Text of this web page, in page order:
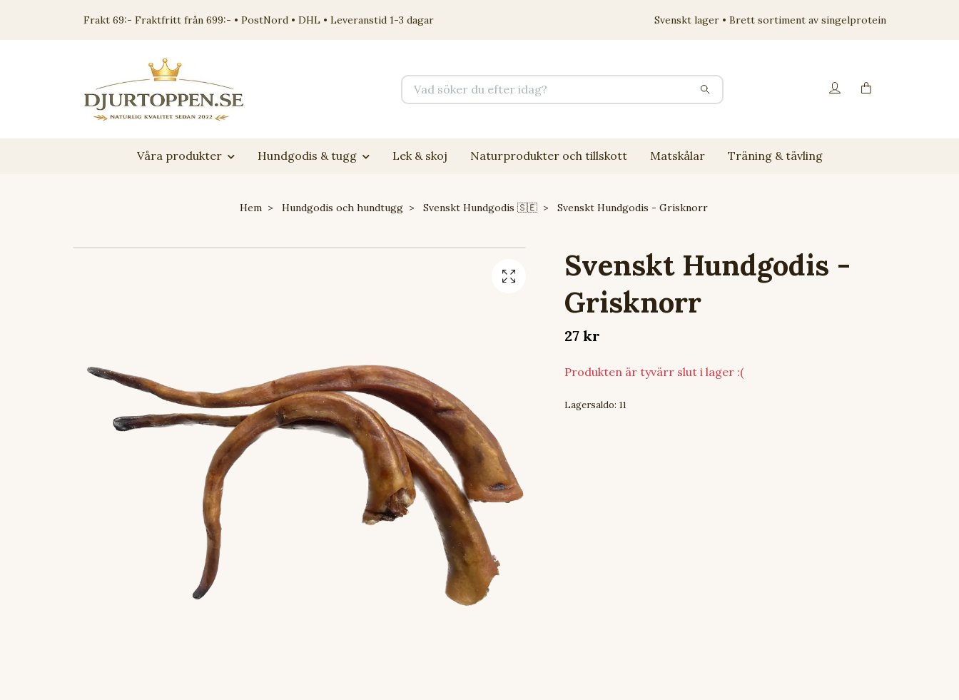
Frakt 69:- Fraktfritt från 699:- • PostNord • DHL • Leveranstid 1-3 dagar Svenskt lager • Brett sortiment av singelprotein
Våra produkter Hundgodis & tugg Lek & skoj Naturprodukter och tillskott Matskålar Träning & tävling
Hem Hundgodis och hundtugg Svenskt Hundgodis 🇸🇪 Svenskt Hundgodis - Grisknorr
Svenskt Hundgodis -
Grisknorr
27 kr
Produkten är tyvärr slut i lager :(
Lagersaldo: 11